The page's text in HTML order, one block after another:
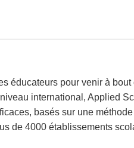
éducateurs pour venir à bout
international, Applied
basés sur une méthode
de 4000 établissements